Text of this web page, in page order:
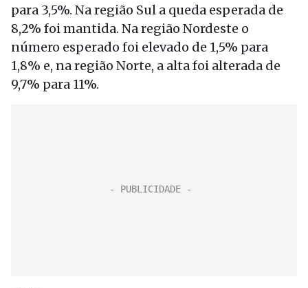
para 3,5%. Na região Sul a queda esperada de
8,2% foi mantida. Na região Nordeste o
número esperado foi elevado de 1,5% para
1,8% e, na região Norte, a alta foi alterada de
9,7% para 11%.